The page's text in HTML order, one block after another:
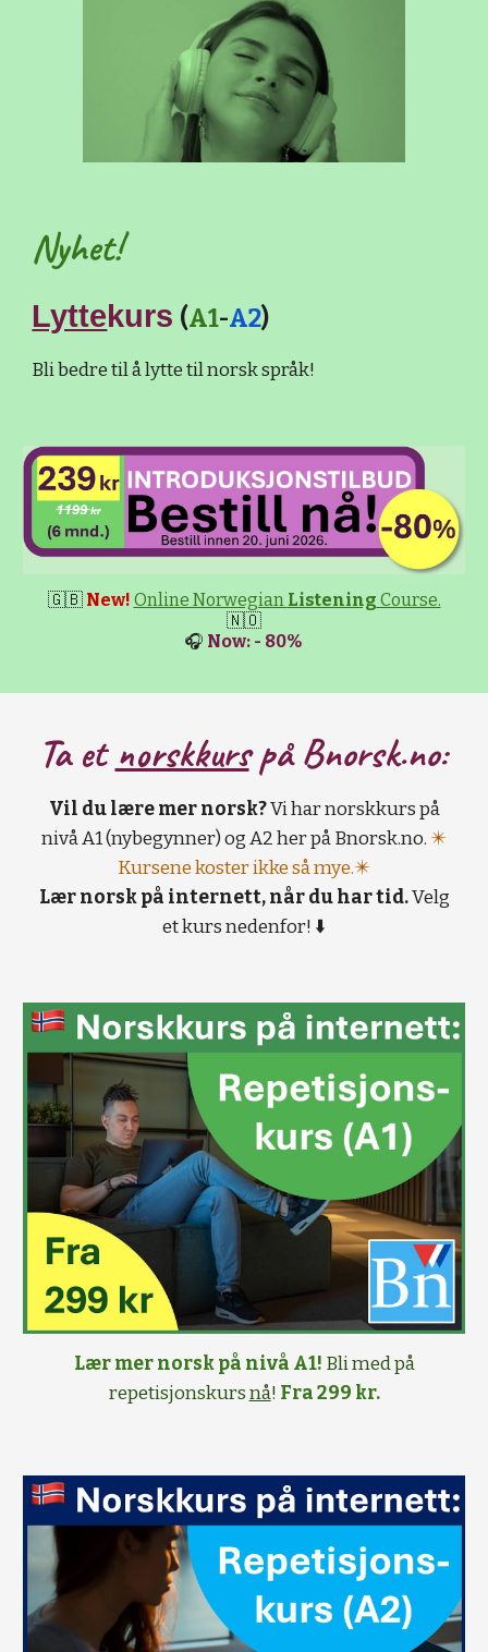
Nyhet!
Lyttekurs (A1-A2)
Bli bedre til å lytte til norsk språk!
🇬🇧 New! Online Norwegian Listening Course.
🇳🇴
🎧 Now: - 80%
Ta et norskkurspå Bnorsk.no:
Vil du lære mer norsk?Vi har norskkurs på
nivå A1 (nybegynner) og A2 her på Bnorsk.no. ✴️
Kursene koster ikke så mye.✴️
Lær norsk på internett, når du har tid.Velg
et kurs nedenfor! ⬇️
Lær mer norsk på nivå A1! Bli med på
repetisjonskursnå! Fra 299 kr.